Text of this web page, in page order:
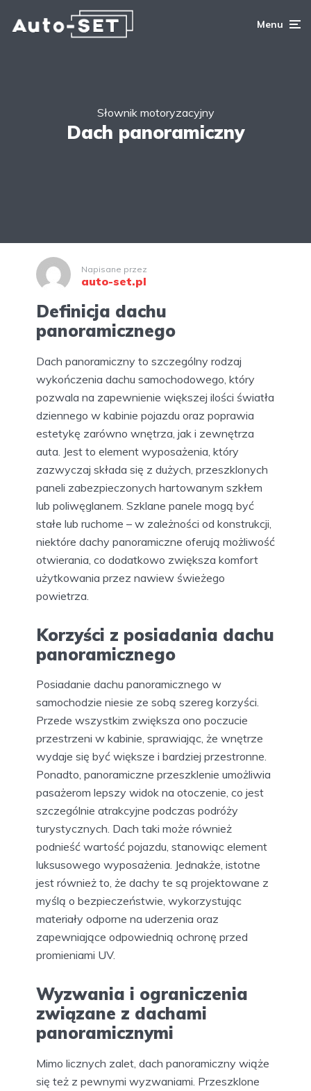
Menu
Słownik motoryzacyjny
Dach panoramiczny
Napisane przez
auto-set.pl
Definicja dachu
panoramicznego
Dach panoramiczny to szczególny rodzaj
wykończenia dachu samochodowego, który
pozwala na zapewnienie większej ilości światła
dziennego w kabinie pojazdu oraz poprawia
estetykę zarówno wnętrza, jak i zewnętrza
auta. Jest to element wyposażenia, który
zazwyczaj składa się z dużych, przeszklonych
paneli zabezpieczonych hartowanym szkłem
lub poliwęglanem. Szklane panele mogą być
stałe lub ruchome – w zależności od konstrukcji,
niektóre dachy panoramiczne oferują możliwość
otwierania, co dodatkowo zwiększa komfort
użytkowania przez nawiew świeżego
powietrza.
Korzyści z posiadania dachu
panoramicznego
Posiadanie dachu panoramicznego w
samochodzie niesie ze sobą szereg korzyści.
Przede wszystkim zwiększa ono poczucie
przestrzeni w kabinie, sprawiając, że wnętrze
wydaje się być większe i bardziej przestronne.
Ponadto, panoramiczne przeszklenie umożliwia
pasażerom lepszy widok na otoczenie, co jest
szczególnie atrakcyjne podczas podróży
turystycznych. Dach taki może również
podnieść wartość pojazdu, stanowiąc element
luksusowego wyposażenia. Jednakże, istotne
jest również to, że dachy te są projektowane z
myślą o bezpieczeństwie, wykorzystując
materiały odporne na uderzenia oraz
zapewniające odpowiednią ochronę przed
promieniami UV.
Wyzwania i ograniczenia
związane z dachami
panoramicznymi
Mimo licznych zalet, dach panoramiczny wiąże
się też z pewnymi wyzwaniami. Przeszklone